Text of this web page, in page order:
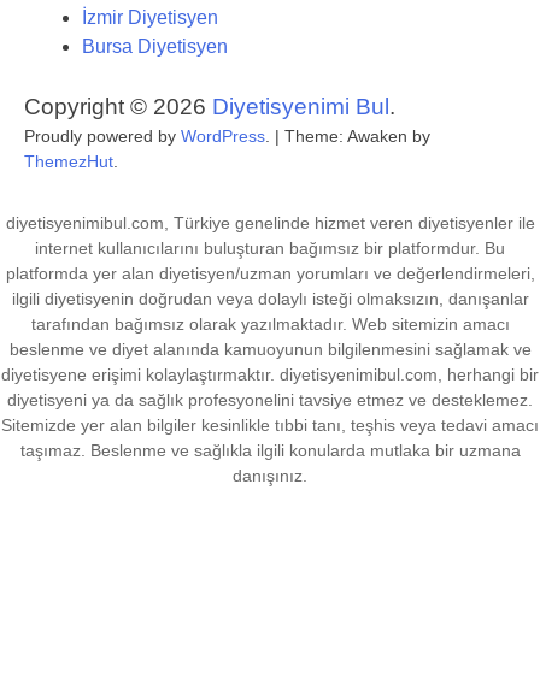
İzmir Diyetisyen
Bursa Diyetisyen
Copyright © 2026 Diyetisyenimi Bul.
Proudly powered by WordPress | Theme: Awaken by
ThemezHut
diyetisyenimibul.com, Türkiye genelinde hizmet veren diyetisyenler ile
internet kullanıcılarını buluşturan bağımsız bir platformdur. Bu
platformda yer alan diyetisyen/uzman yorumları ve değerlendirmeleri,
ilgili diyetisyenin doğrudan veya dolaylı isteği olmaksızın, danışanlar
tarafından bağımsız olarak yazılmaktadır. Web sitemizin amacı
beslenme ve diyet alanında kamuoyunun bilgilenmesini sağlamak ve
diyetisyene erişimi kolaylaştırmaktır. diyetisyenimibul.com, herhangi bir
diyetisyeni ya da sağlık profesyonelini tavsiye etmez ve desteklemez.
Sitemizde yer alan bilgiler kesinlikle tıbbi tanı, teşhis veya tedavi amacı
taşımaz. Beslenme ve sağlıkla ilgili konularda mutlaka bir uzmana
danışınız.